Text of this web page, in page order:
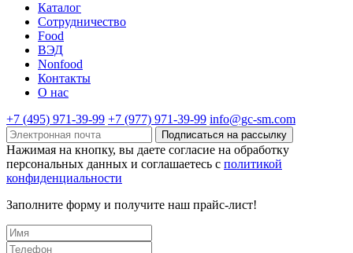
Каталог
Cотрудничество
Food
ВЭД
Nonfood
Контакты
О нас
+7 (495) 971-39-99 +7 (977) 971-39-99 info@gc-sm.com
Подписаться на рассылку
Нажимая на кнопку, вы даете согласие на обработку
персональных данных и соглашаетесь c политикой
конфиденциальности
Заполните форму и получите наш прайс-лист!